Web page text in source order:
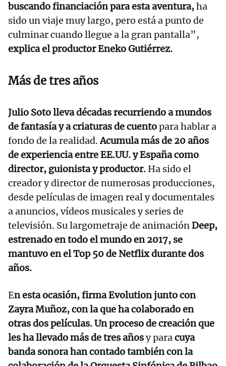
buscando financiación para esta aventura,ha
sido un viaje muy largo, pero está a punto de
culminar cuando llegue a la gran pantalla”,
explica el productor Eneko Gutiérrez.
Más de tres años
Julio Soto lleva décadas recurriendo a mundos
de fantasía y a criaturas de cuentopara hablar a
fondo de la realidad.Acumula más de 20 años
de experiencia entre EE.UU. y España como
director, guionista y productor. Ha sido el
creador y director de numerosas producciones,
desde películas de imagen real y documentales
a anuncios, vídeos musicales y series de
televisión. Su largometraje de animaciónDeep,
estrenado en todo el mundo en 2017, se
mantuvo en el Top 50 de Netflix durante dos
años.
En esta ocasión, firma Evolution junto con
Zayra Muñoz, con la que ha colaborado en
otras dos películas. Un proceso de creación que
les ha llevado más de tres añosy paracuya
banda sonora han contado también con la